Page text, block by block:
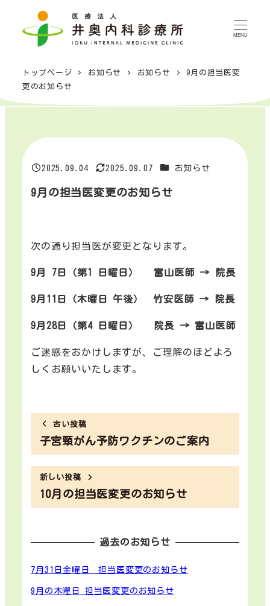
MENU
トップページ お知らせ お知らせ
9月の担当医変
更のお知らせ
9月の担当医変更のお知らせ
投稿日
2025.09.04
更新日
2025.09.07 カテゴリー
お知らせ
次の通り担当医が変更となります。
9月 7日（第1 日曜日） 富山医師 → 院長
9月11日（木曜日 午後） 竹安医師 → 院長
9月28日（第4 日曜日） 院長 → 富山医師
ご迷惑をおかけしますが、ご理解のほどよろ
しくお願いいたします。
古い投稿
子宮頸がん予防ワクチンのご案内
新しい投稿
10月の担当医変更のお知らせ
過去のお知らせ
7月31日金曜日 担当医変更のお知らせ
9月の木曜日 担当医変更のお知らせ